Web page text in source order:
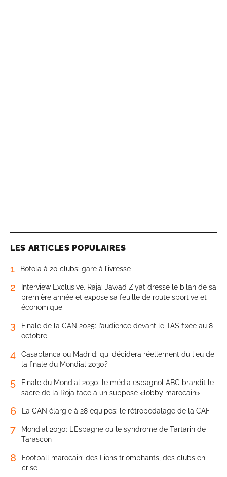
LES ARTICLES POPULAIRES
1 Botola à 20 clubs: gare à l’ivresse
2
Interview Exclusive. Raja: Jawad Ziyat dresse le bilan de sa
première année et expose sa feuille de route sportive et
économique
3
Finale de la CAN 2025: l’audience devant le TAS fixée au 8
octobre
4
Casablanca ou Madrid: qui décidera réellement du lieu de
la finale du Mondial 2030?
5
Finale du Mondial 2030: le média espagnol ABC brandit le
sacre de la Roja face à un supposé «lobby marocain»
6 La CAN élargie à 28 équipes: le rétropédalage de la CAF
7
Mondial 2030: L’Espagne ou le syndrome de Tartarin de
Tarascon
8
Football marocain: des Lions triomphants, des clubs en
crise